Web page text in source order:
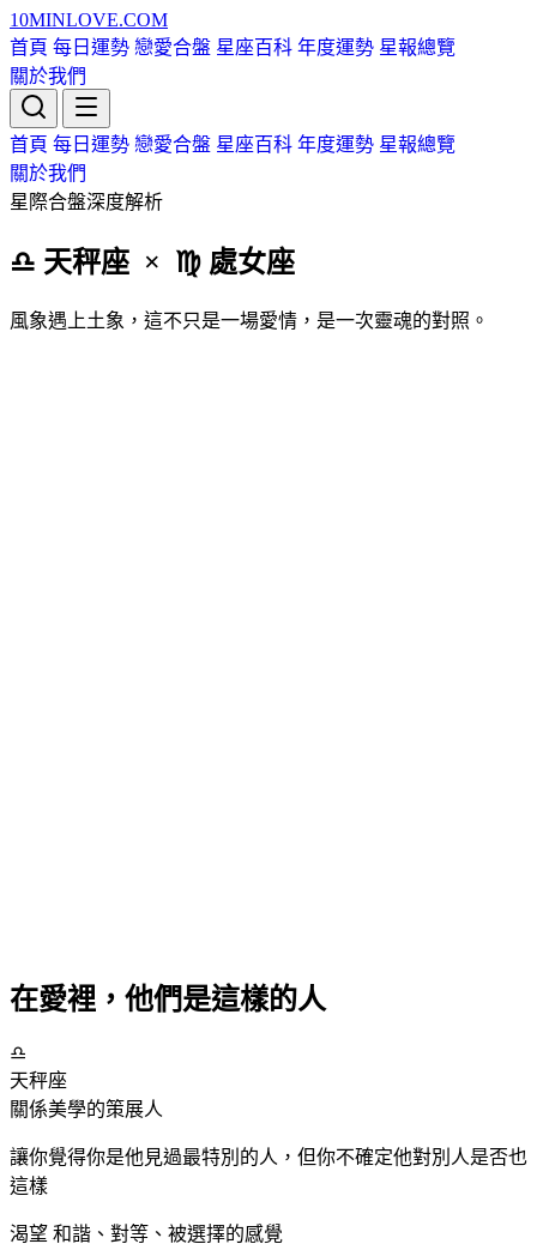
10MINLOVE.COM
首頁 每日運勢 戀愛合盤 星座百科 年度運勢 星報總覽
關於我們
首頁 每日運勢 戀愛合盤 星座百科 年度運勢 星報總覽
關於我們
星際合盤深度解析
♎ 天秤座 × ♍ 處女座
風象遇上土象，這不只是一場愛情，是一次靈魂的對照。
在愛裡，他們是這樣的人
♎
天秤座
關係美學的策展人
讓你覺得你是他見過最特別的人，但你不確定他對別人是否也
這樣
渴望 和諧、對等、被選擇的感覺